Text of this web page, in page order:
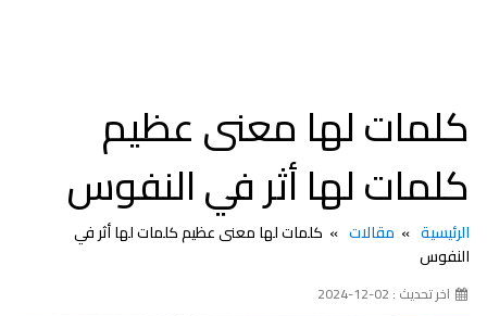
كلمات لها معنى عظيم
كلمات لها أثر في النفوس
الرئيسية مقالات
كلمات لها معنى عظيم كلمات لها أثر في
النفوس
اخر تحديث : 02-12-2024